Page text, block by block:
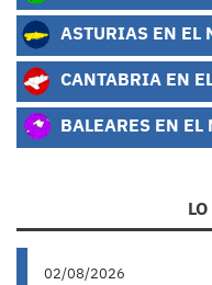
ASTURIAS EN EL
CANTABRIA EN
BALEARES EN EL
02/08/2026